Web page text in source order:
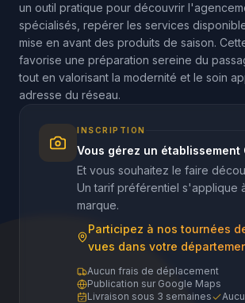
un outil pratique pour découvrir
spécialisés, repérer les services
mise en avant des produits de saison.
favorise une préparation sereine du
tout en valorisant la modernité et le soin
adresse du réseau.
INSCRIPTION
Vous gérez un établissement
Et vous souhaitez le faire
Un tarif préférentiel s'applique
marque.
Participez à nos tournées
vues dans votre
Aucun frais de déplacement
Publication sur Google Maps
Livraison sous 3 semaines